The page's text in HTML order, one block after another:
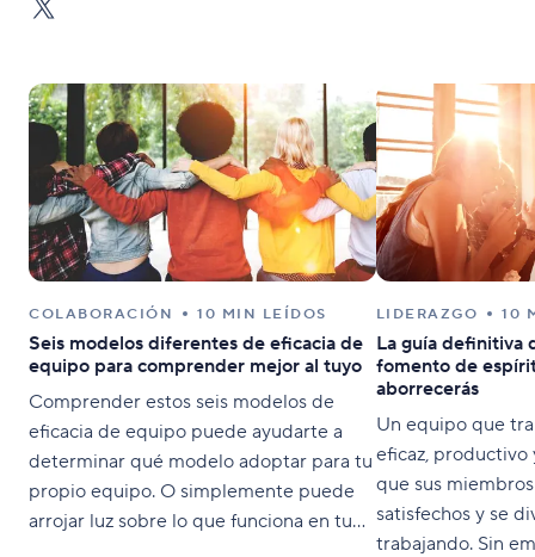
COLABORACIÓN 10 MIN LEÍDOS
Seis modelos diferentes de eficacia de
equipo para comprender mejor al tuyo
Comprender estos seis modelos de
eficacia de equipo puede ayudarte a
determinar qué modelo adoptar para tu
propio equipo. O simplemente puede
arrojar luz sobre lo que funciona en tu
LIDERAZGO 10
La guía definitiva
fomento de
aborrecerás
Un equipo que
eficaz, productivo
que sus
satisfechos y se
trabajando. Sin